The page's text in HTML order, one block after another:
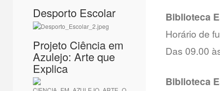
Desporto Escolar
Projeto Ciência em
Azulejo: Arte que
Explica
Biblioteca
Horário de
Das 09.00
Biblioteca